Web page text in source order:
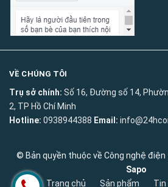
VỀ CHÚNG TÔI
Trụ sở chính: Số 16, Đường số 14,
2, TP Hồ Chí Minh
Hotline: 0938944388 Email:
© Bản quyền thuộc về Công nghệ điện
Sapo
Trang chủ
Sản phẩm